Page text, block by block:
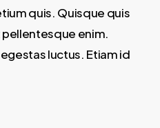
quis. Quisque quis
enim.
luctus. Etiam id